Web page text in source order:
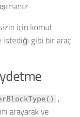
için komut
istediği gibi bir araç
,
arayarak ve